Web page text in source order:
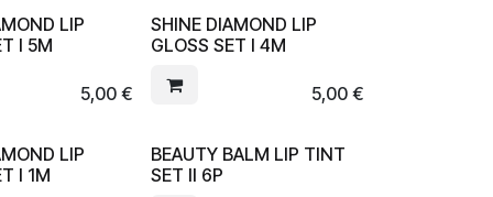
LIP
I 5M
5,00€
SHINE DIAMOND LIP
GLOSS SET I 4M
5,00€
LIP
I 1M
BEAUTY BALM LIP TINT
SET II 6P